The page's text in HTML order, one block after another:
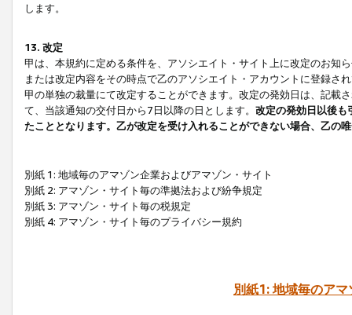
します。
13. 改定
甲は、本規約に定める条件を、アソシエイト・サイト上に改定のお知
または改定内容をその時点で乙のアソシエイト・アカウントに登録さ
甲の単独の裁量にて改定することができます。改定の発効日は、記載
て、当該通知の交付日から7日以降の日とします。 改定の発効日以後も
たこととなります。乙が改定を受け入れることができない場合、乙の
別紙 1: 地域毎のアマゾン企業およびアマゾン・サイト
別紙 2: アマゾン・サイト毎の準拠法および紛争規定
別紙 3: アマゾン・サイト毎の税規定
別紙 4: アマゾン・サイト毎のプライバシー規約
別紙1: 地域毎のア